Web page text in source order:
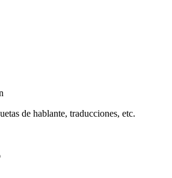
de hablante, traducciones, etc.